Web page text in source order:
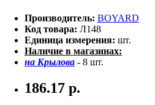
Производитель: BOYARD
Код товара: Л148
Единица измерения: шт.
Наличие в магазинах:
на Крылова - 8 шт.
186.17 р.